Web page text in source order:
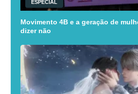
ESPECIAL
Movimento 4B e a geração de
dizer não